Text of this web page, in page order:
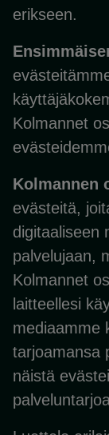
erikseen.
Kolmannet
Kolmannen
evästeitä,
digitaaliseen
palvelujaan,
Kolmannet
laitteellesi
mediaamme
tarjoamansa
näistä